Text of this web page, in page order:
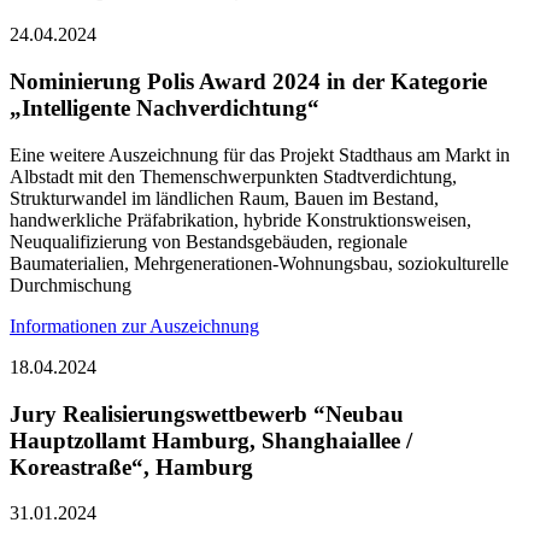
24.04.2024
Nominierung Polis Award 2024 in der Kategorie
„Intelligente Nachverdichtung“
Eine weitere Auszeichnung für das Projekt Stadthaus am Markt in
Albstadt mit den Themenschwerpunkten Stadtverdichtung,
Strukturwandel im ländlichen Raum, Bauen im Bestand,
handwerkliche Präfabrikation, hybride Konstruktionsweisen,
Neuqualifizierung von Bestandsgebäuden, regionale
Baumaterialien, Mehrgenerationen-Wohnungsbau, soziokulturelle
Durchmischung
Informationen zur Auszeichnung
18.04.2024
Jury Realisierungswettbewerb “Neubau
Hauptzollamt Hamburg, Shanghaiallee /
Koreastraße“, Hamburg
31.01.2024